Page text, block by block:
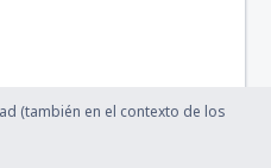
(también en el contexto de los